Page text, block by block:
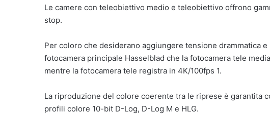
Le camere con teleobiettivo medio e teleobiettivo offrono
stop.
Per coloro che desiderano aggiungere tensione drammatica
fotocamera principale Hasselblad che la fotocamera tele
mentre la fotocamera tele registra in 4K/100fps 1.
La riproduzione del colore coerente tra le riprese è garantita
profili colore 10-bit D-Log, D-Log M e HLG.